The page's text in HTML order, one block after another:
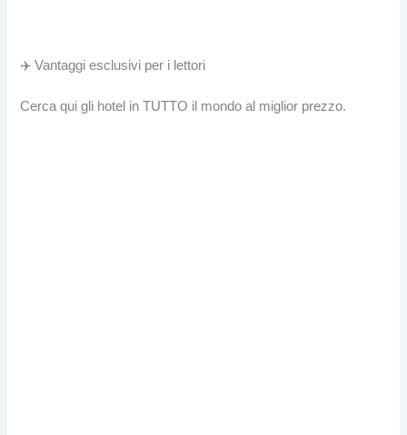
✈️ Vantaggi esclusivi per i lettori
Cerca qui gli hotel in TUTTO il mondo al miglior prezzo.